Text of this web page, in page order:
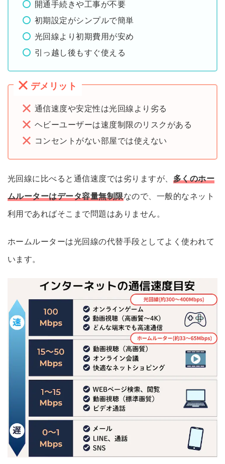
開通手続きや工事が不要
初期設定がシンプルで簡単
光回線より初期費用が安め
引っ越し後もすぐ使える
デメリット
通信速度や安定性は光回線より劣る
ヘビーユーザーは速度制限のリスクがある
コンセントがない部屋では使えない
光回線に比べると通信速度では劣りますが、 多くのホー
ムルーターはデータ容量無制限なので、一般的なネット
利用であればそこまで問題はありません。
ホームルーターは光回線の代替手段としてよく使われて
います。